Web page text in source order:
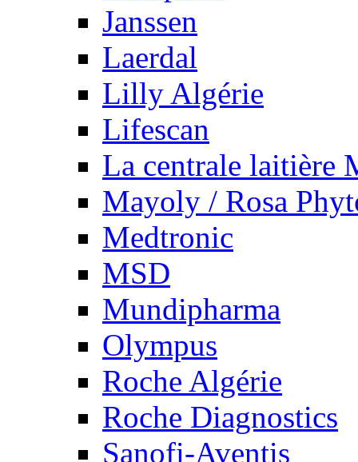
Janssen
Laerdal
Lilly Algérie
Lifescan
La centrale laitière
Mayoly / Rosa
Medtronic
MSD
Mundipharma
Olympus
Roche Algérie
Roche Diagnostics
Sanofi-Aventis